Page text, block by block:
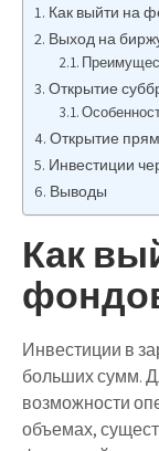
Как выйти на
Выход на
Открытие
Открытие
Инвестиции
Выводы
Как
Инвестиции в
больших сумм.
возможности
объемах,